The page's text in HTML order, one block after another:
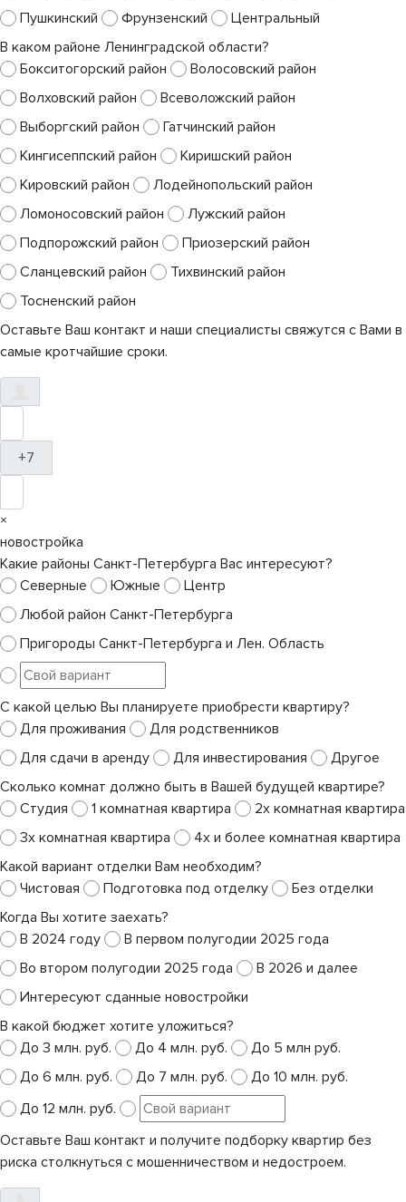
Пушкинский
Фрунзенский
Центральный
В каком районе Ленинградской области?
Бокситогорский район
Волосовский район
Волховский район
Всеволожский район
Выборгский район
Гатчинский район
Кингисеппский район
Киришский район
Кировский район
Лодейнопольский район
Ломоносовский район
Лужский район
Подпорожский район
Приозерский район
Сланцевский район
Тихвинский район
Тосненский район
Оставьте Ваш контакт и наши специалисты свяжутся с Вами в
самые кротчайшие сроки.
+7
×
новостройка
Какие районы Санкт-Петербурга Вас интересуют?
Северные
Южные
Центр
Любой район Санкт-Петербурга
Пригороды Санкт-Петербурга и Лен. Область
С какой целью Вы планируете приобрести квартиру?
Для проживания
Для родственников
Для сдачи в аренду
Для инвестирования
Другое
Сколько комнат должно быть в Вашей будущей квартире?
Студия
1 комнатная квартира
2х комнатная квартира
3х комнатная квартира
4х и более комнатная квартира
Какой вариант отделки Вам необходим?
Чистовая
Подготовка под отделку
Без отделки
Когда Вы хотите заехать?
В 2024 году
В первом полугодии 2025 года
Во втором полугодии 2025 года
В 2026 и далее
Интересуют сданные новостройки
В какой бюджет хотите уложиться?
До 3 млн. руб.
До 4 млн. руб.
До 5 млн руб.
До 6 млн. руб.
До 7 млн. руб.
До 10 млн. руб.
До 12 млн. руб.
Оставьте Ваш контакт и получите подборку квартир без
риска столкнуться с мошенничеством и недостроем.